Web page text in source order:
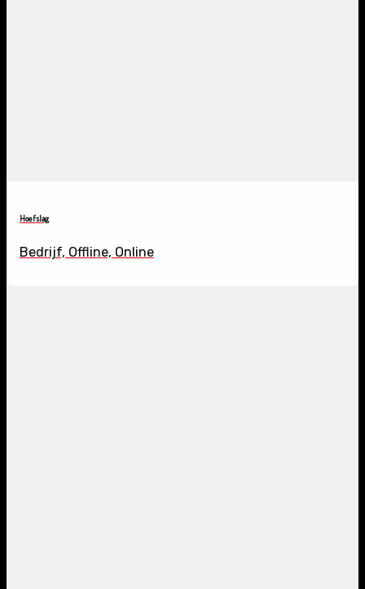
Hoefslag
Bedrijf, Offline, Online